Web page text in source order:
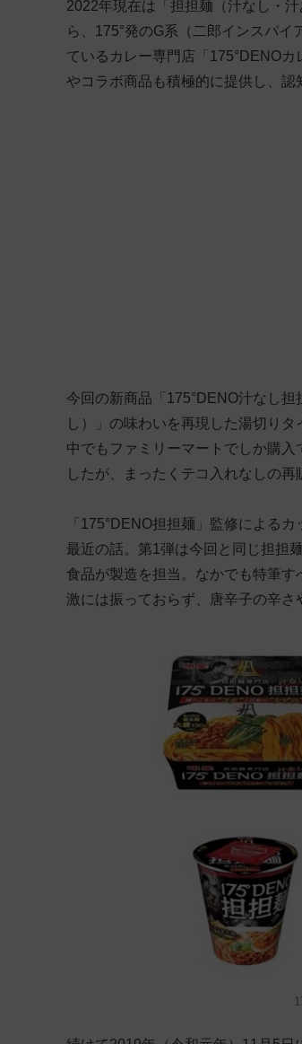
2022年現在は「担担麺（汁なし・
ら、175°発のG系（二郎インスパ
ているカレー専門店「175°DENO
やコラボ商品も積極的に提供し、認
今回の新商品「175°DENO汁なし
し）」の味わいを再現した湯切り
中でもファミリーマートでしか購
したが、まったくテコ入れなしの再
「175°DENO担担麺」監修による
最近の話。第1弾は今回と同じ担担
食品が製造を担当。なかでも特筆
激には振っておらず、唐辛子の辛さ